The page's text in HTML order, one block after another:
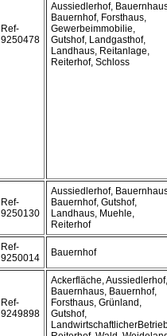
Ref-
9250478
Aussiedlerhof,
Bauernhof, Forsthaus,
Gewerbeimmobilie,
Gutshof, Landgasthof,
Landhaus, Reitanlage,
Reiterhof, Schloss
Ref-
9250130
Aussiedlerhof,
Bauernhof, Gutshof,
Landhaus, Muehle,
Reiterhof
Ref-
9250014
Bauernhof
Ref-
9249898
Ackerfläche, Aussiedlerhof,
Bauernhaus, Bauernhof,
Forsthaus, Grünland,
Gutshof,